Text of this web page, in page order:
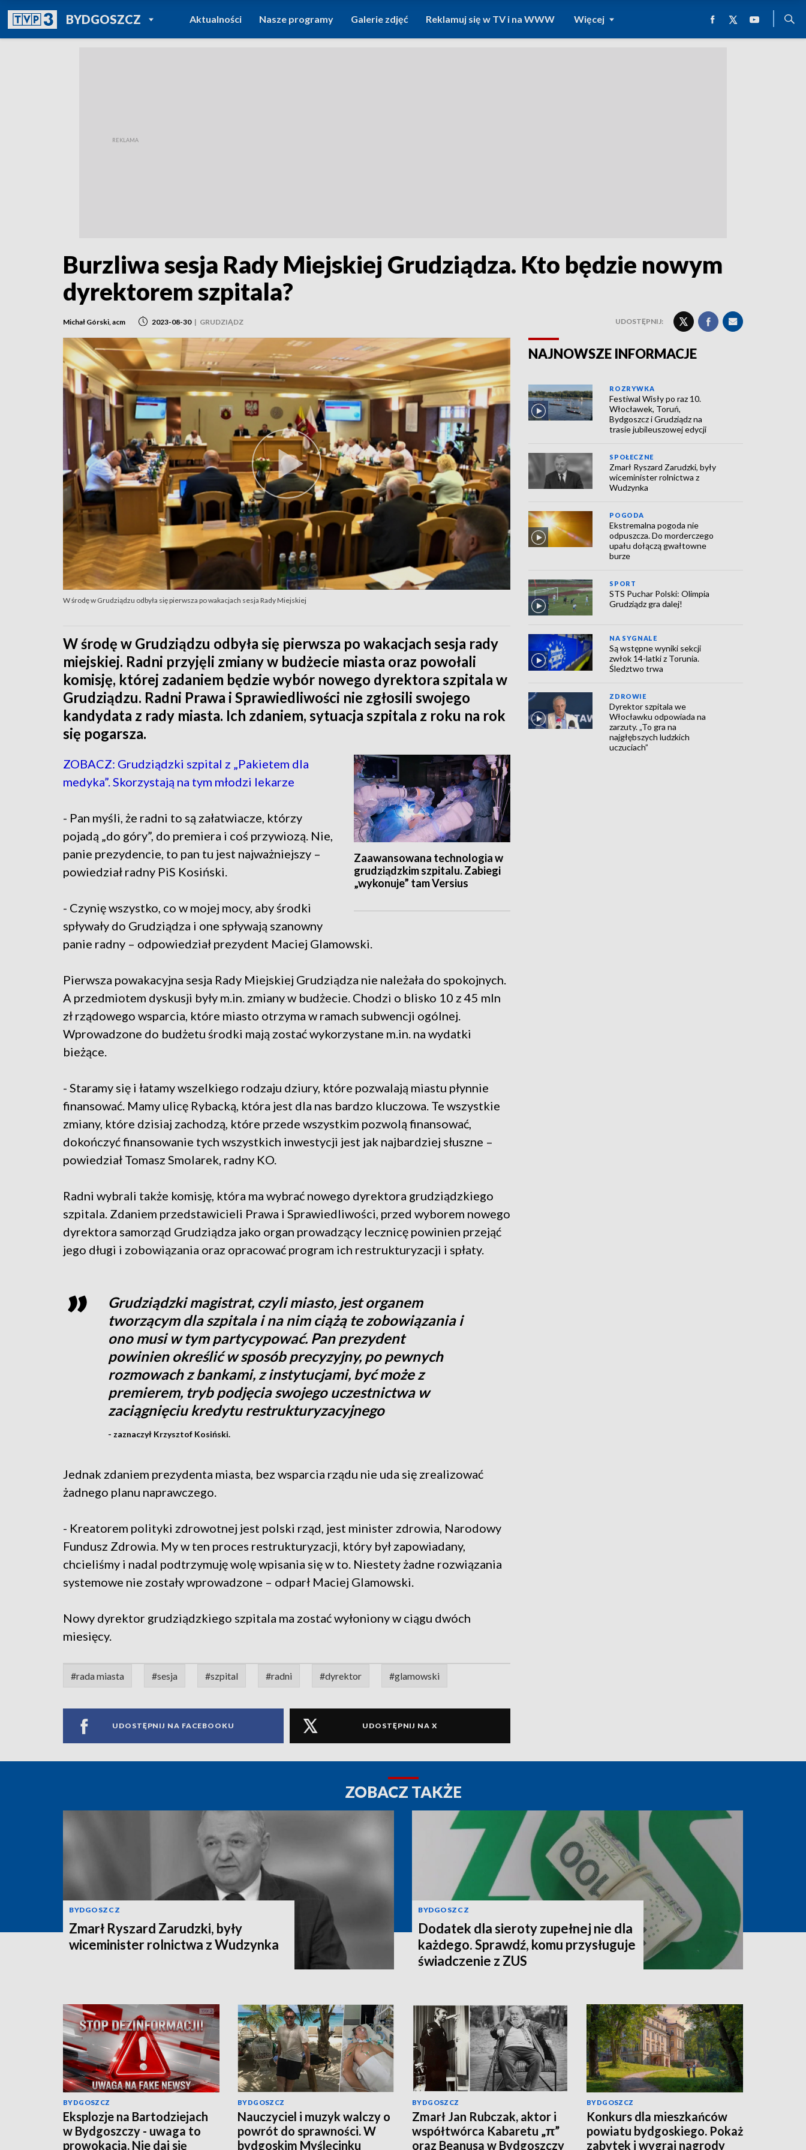
BYDGOSZCZPOWRÓT DO
TVP REGIONY
Aktualności Nasze programy Galerie zdjęć Reklamuj się w TV i na WWW Więcej
Burzliwa sesja Rady Miejskiej Grudziądza. Kto będzie nowym
dyrektorem szpitala?
Michał Górski, acm 2023-08-30 | GRUDZIĄDZ UDOSTĘPNIJ:
W środę w Grudziądzu odbyła się pierwsza po wakacjach sesja Rady Miejskiej
W środę w Grudziądzu odbyła się pierwsza po wakacjach sesja rady
miejskiej. Radni przyjęli zmiany w budżecie miasta oraz powołali
komisję, której zadaniem będzie wybór nowego dyrektora szpitala w
Grudziądzu. Radni Prawa i Sprawiedliwości nie zgłosili swojego
kandydata z rady miasta. Ich zdaniem, sytuacja szpitala z roku na rok
się pogarsza.
Zaawansowana technologia w
grudziądzkim szpitalu. Zabiegi
„wykonuje” tam Versius
ZOBACZ: Grudziądzki szpital z „Pakietem dla
medyka”. Skorzystają na tym młodzi lekarze
- Pan myśli, że radni to są załatwiacze, którzy
pojadą „do góry”, do premiera i coś przywiozą. Nie,
panie prezydencie, to pan tu jest najważniejszy –
powiedział radny PiS Kosiński.
- Czynię wszystko, co w mojej mocy, aby środki
spływały do Grudziądza i one spływają szanowny
panie radny – odpowiedział prezydent Maciej Glamowski.
Pierwsza powakacyjna sesja Rady Miejskiej Grudziądza nie należała do spokojnych.
A przedmiotem dyskusji były m.in. zmiany w budżecie. Chodzi o blisko 10 z 45 mln
zł rządowego wsparcia, które miasto otrzyma w ramach subwencji ogólnej.
Wprowadzone do budżetu środki mają zostać wykorzystane m.in. na wydatki
bieżące.
- Staramy się i łatamy wszelkiego rodzaju dziury, które pozwalają miastu płynnie
finansować. Mamy ulicę Rybacką, która jest dla nas bardzo kluczowa. Te wszystkie
zmiany, które dzisiaj zachodzą, które przede wszystkim pozwolą finansować,
dokończyć finansowanie tych wszystkich inwestycji jest jak najbardziej słuszne –
powiedział Tomasz Smolarek, radny KO.
Radni wybrali także komisję, która ma wybrać nowego dyrektora grudziądzkiego
szpitala. Zdaniem przedstawicieli Prawa i Sprawiedliwości, przed wyborem nowego
dyrektora samorząd Grudziądza jako organ prowadzący lecznicę powinien przejąć
jego długi i zobowiązania oraz opracować program ich restrukturyzacji i spłaty.
Grudziądzki magistrat, czyli miasto, jest organem
tworzącym dla szpitala i na nim ciążą te zobowiązania i
ono musi w tym partycypować. Pan prezydent
powinien określić w sposób precyzyjny, po pewnych
rozmowach z bankami, z instytucjami, być może z
premierem, tryb podjęcia swojego uczestnictwa w
zaciągnięciu kredytu restrukturyzacyjnego
- zaznaczył Krzysztof Kosiński.
Jednak zdaniem prezydenta miasta, bez wsparcia rządu nie uda się zrealizować
żadnego planu naprawczego.
- Kreatorem polityki zdrowotnej jest polski rząd, jest minister zdrowia, Narodowy
Fundusz Zdrowia. My w ten proces restrukturyzacji, który był zapowiadany,
chcieliśmy i nadal podtrzymuję wolę wpisania się w to. Niestety żadne rozwiązania
systemowe nie zostały wprowadzone – odparł Maciej Glamowski.
Nowy dyrektor grudziądzkiego szpitala ma zostać wyłoniony w ciągu dwóch
miesięcy.
#rada miasta #sesja #szpital #radni #dyrektor #glamowski
UDOSTĘPNIJ NA FACEBOOKU UDOSTĘPNIJ NA X
NAJNOWSZE INFORMACJE
ROZRYWKA
Festiwal Wisły po raz 10.
Włocławek, Toruń,
Bydgoszcz i Grudziądz na
trasie jubileuszowej edycji
SPOŁECZNE
Zmarł Ryszard Zarudzki, były
wiceminister rolnictwa z
Wudzynka
POGODA
Ekstremalna pogoda nie
odpuszcza. Do morderczego
upału dołączą gwałtowne
burze
SPORT
STS Puchar Polski: Olimpia
Grudziądz gra dalej!
NA SYGNALE
Są wstępne wyniki sekcji
zwłok 14-latki z Torunia.
Śledztwo trwa
ZDROWIE
Dyrektor szpitala we
Włocławku odpowiada na
zarzuty. „To gra na
najgłębszych ludzkich
uczuciach”
ZOBACZ TAKŻE
BYDGOSZCZ
Zmarł Ryszard Zarudzki, były
wiceminister rolnictwa z Wudzynka
BYDGOSZCZ
Dodatek dla sieroty zupełnej nie dla
każdego. Sprawdź, komu przysługuje
świadczenie z ZUS
BYDGOSZCZ
Eksplozje na Bartodziejach
w Bydgoszczy - uwaga to
prowokacja. Nie daj się
BYDGOSZCZ
Nauczyciel i muzyk walczy o
powrót do sprawności. W
bydgoskim Myślęcinku
BYDGOSZCZ
Zmarł Jan Rubczak, aktor i
współtwórca Kabaretu „π”
oraz Beanusa w Bydgoszczy
BYDGOSZCZ
Konkurs dla mieszkańców
powiatu bydgoskiego. Pokaż
zabytek i wygraj nagrody